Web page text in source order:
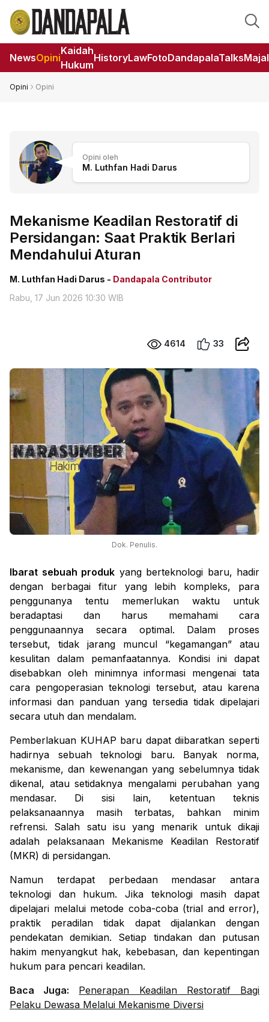
NewsOpini
Kaidah
Hukum
HistoryLawFotoDandapalaTalks
Opini Opini
Opini oleh
M. Luthfan Hadi Darus
Mekanisme Keadilan Restoratif di
Persidangan: Saat Praktik Berlari
Mendahului Aturan
M. Luthfan Hadi Darus - Dandapala Contributor
Rabu, 17 Jun 2026 10:30 WIB
4614 33
Dok. Penulis.
Ibarat sebuah produk yang berteknologi baru, hadir
dengan berbagai fitur yang lebih kompleks, para
penggunanya tentu memerlukan waktu untuk
beradaptasi dan harus memahami cara
penggunaannya secara optimal. Dalam proses
tersebut, tidak jarang muncul “kegamangan” atau
kesulitan dalam pemanfaatannya. Kondisi ini dapat
disebabkan oleh minimnya informasi mengenai tata
cara pengoperasian teknologi tersebut, atau karena
informasi dan panduan yang tersedia tidak dipelajari
secara utuh dan mendalam.
Pemberlakuan KUHAP baru dapat diibaratkan seperti
hadirnya sebuah teknologi baru. Banyak norma,
mekanisme, dan kewenangan yang sebelumnya tidak
dikenal, atau setidaknya mengalami perubahan yang
mendasar. Di sisi lain, ketentuan teknis
pelaksanaannya masih terbatas, bahkan minim
refrensi. Salah satu isu yang menarik untuk dikaji
adalah pelaksanaan Mekanisme Keadilan Restoratif
(MKR) di persidangan.
Namun terdapat perbedaan mendasar antara
teknologi dan hukum. Jika teknologi masih dapat
dipelajari melalui metode coba-coba (trial and error),
praktik peradilan tidak dapat dijalankan dengan
pendekatan demikian. Setiap tindakan dan putusan
hakim menyangkut hak, kebebasan, dan kepentingan
hukum para pencari keadilan.
Baca Juga:
Penerapan Keadilan Restoratif Bagi
Pelaku Dewasa Melalui Mekanisme Diversi